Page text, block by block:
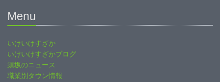
Menu
いけいけすざか
いけいけすざかブログ
須坂のニュース
職業別タウン情報